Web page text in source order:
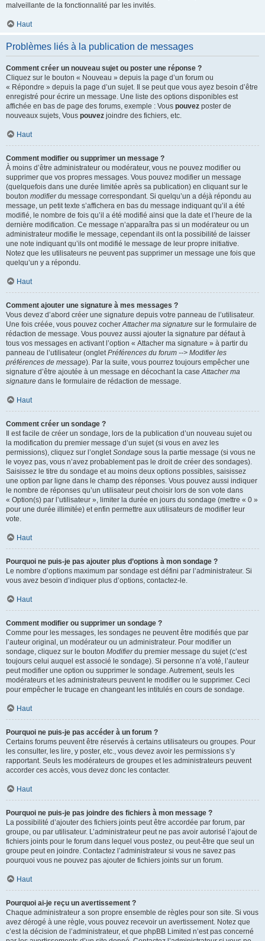
malveillante de la fonctionnalité par les invités.
Haut
Problèmes liés à la publication de messages
Comment créer un nouveau sujet ou poster une réponse ?
Cliquez sur le bouton « Nouveau » depuis la page d’un forum ou
« Répondre » depuis la page d’un sujet. Il se peut que vous ayez besoin d’être
enregistré pour écrire un message. Une liste des options disponibles est
affichée en bas de page des forums, exemple : Vous pouvez poster de
nouveaux sujets, Vous pouvez joindre des fichiers, etc.
Haut
Comment modifier ou supprimer un message ?
À moins d’être administrateur ou modérateur, vous ne pouvez modifier ou
supprimer que vos propres messages. Vous pouvez modifier un message
(quelquefois dans une durée limitée après sa publication) en cliquant sur le
bouton modifierdu message correspondant. Si quelqu’un a déjà répondu au
message, un petit texte s’affichera en bas du message indiquant qu’il a été
modifié, le nombre de fois qu’il a été modifié ainsi que la date et l’heure de la
dernière modification. Ce message n’apparaîtra pas si un modérateur ou un
administrateur modifie le message, cependant ils ont la possibilité de laisser
une note indiquant qu’ils ont modifié le message de leur propre initiative.
Notez que les utilisateurs ne peuvent pas supprimer un message une fois que
quelqu’un y a répondu.
Haut
Comment ajouter une signature à mes messages ?
Vous devez d’abord créer une signature depuis votre panneau de l’utilisateur.
Une fois créée, vous pouvez cocherAttacher ma signature sur le formulaire de
rédaction de message. Vous pouvez aussi ajouter la signature par défaut à
tous vos messages en activant l’option « Attacher ma signature » à partir du
panneau de l’utilisateur (ongletPréférences du forum --> Modifier les
préférences de message). Par la suite, vous pourrez toujours empêcher une
signature d’être ajoutée à un message en décochant la caseAttacher ma
signature dans le formulaire de rédaction de message.
Haut
Comment créer un sondage ?
Il est facile de créer un sondage, lors de la publication d’un nouveau sujet ou
la modification du premier message d’un sujet (si vous en avez les
permissions), cliquez sur l’ongletSondage sous la partie message (si vous ne
le voyez pas, vous n’avez probablement pas le droit de créer des sondages).
Saisissez le titre du sondage et au moins deux options possibles, saisissez
une option par ligne dans le champ des réponses. Vous pouvez aussi indiquer
le nombre de réponses qu’un utilisateur peut choisir lors de son vote dans
« Option(s) par l’utilisateur », limiter la durée en jours du sondage (mettre « 0 »
pour une durée illimitée) et enfin permettre aux utilisateurs de modifier leur
vote.
Haut
Pourquoi ne puis-je pas ajouter plus d’options à mon sondage ?
Le nombre d’options maximum par sondage est défini par l’administrateur. Si
vous avez besoin d’indiquer plus d’options, contactez-le.
Haut
Comment modifier ou supprimer un sondage ?
Comme pour les messages, les sondages ne peuvent être modifiés que par
l’auteur original, un modérateur ou un administrateur. Pour modifier un
sondage, cliquez sur le bouton Modifierdu premier message du sujet (c’est
toujours celui auquel est associé le sondage). Si personne n’a voté, l’auteur
peut modifier une option ou supprimer le sondage. Autrement, seuls les
modérateurs et les administrateurs peuvent le modifier ou le supprimer. Ceci
pour empêcher le trucage en changeant les intitulés en cours de sondage.
Haut
Pourquoi ne puis-je pas accéder à un forum ?
Certains forums peuvent être réservés à certains utilisateurs ou groupes. Pour
les consulter, les lire, y poster, etc., vous devez avoir les permissions s’y
rapportant. Seuls les modérateurs de groupes et les administrateurs peuvent
accorder ces accès, vous devez donc les contacter.
Haut
Pourquoi ne puis-je pas joindre des fichiers à mon message ?
La possibilité d’ajouter des fichiers joints peut être accordée par forum, par
groupe, ou par utilisateur. L’administrateur peut ne pas avoir autorisé l’ajout de
fichiers joints pour le forum dans lequel vous postez, ou peut-être que seul un
groupe peut en joindre. Contactez l’administrateur si vous ne savez pas
pourquoi vous ne pouvez pas ajouter de fichiers joints sur un forum.
Haut
Pourquoi ai-je reçu un avertissement ?
Chaque administrateur a son propre ensemble de règles pour son site. Si vous
avez dérogé à une règle, vous pouvez recevoir un avertissement. Notez que
c’est la décision de l’administrateur, et que phpBB Limited n’est pas concerné